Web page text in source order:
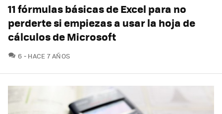
11 fórmulas básicas de Excel para no
perderte si empiezas a usar la hoja de
cálculos de Microsoft
6 COMENTARIOS
HACE 7 AÑOS